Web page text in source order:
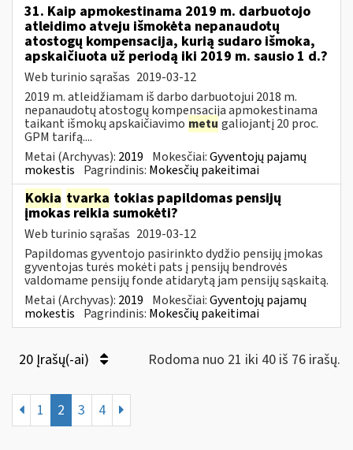
31. Kaip apmokestinama 2019 m. darbuotojo
atleidimo atveju išmokėta nepanaudotų
atostogų kompensacija, kurią sudaro išmoka,
apskaičiuota už periodą iki 2019 m. sausio 1 d.?
Web turinio sąrašas 2019-03-12
2019 m. atleidžiamam iš darbo darbuotojui 2018 m.
nepanaudotų atostogų kompensacija apmokestinama
taikant išmokų apskaičiavimo metu galiojantį 20 proc.
GPM tarifą....
Metai (Archyvas): 2019 Mokesčiai:Gyventojų pajamų
mokestis Pagrindinis: Mokesčių pakeitimai
Kokia tvarka tokias papildomas pensijų
įmokas reikia sumokėti?
Web turinio sąrašas 2019-03-12
Papildomas gyventojo pasirinkto dydžio pensijų įmokas
gyventojas turės mokėti pats į pensijų bendrovės
valdomame pensijų fonde atidarytą jam pensijų sąskaitą.
Metai (Archyvas): 2019 Mokesčiai:Gyventojų pajamų
mokestis Pagrindinis: Mokesčių pakeitimai
20 Įrašų(-ai) Rodoma nuo 21 iki 40 iš 76 irašų.
1 2 3 4